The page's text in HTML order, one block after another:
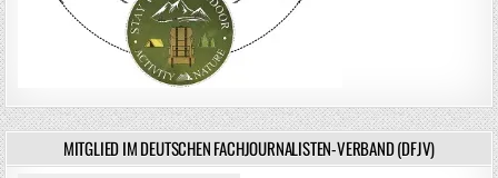
MITGLIED IM DEUTSCHEN FACHJOURNALISTEN-VERBAND (DFJV)